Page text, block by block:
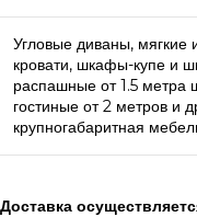
Угловые диваны, мягкие
кровати, шкафы-купе и
распашные от 1.5 метра
гостиные от 2 метров и
крупногабаритная
Доставка